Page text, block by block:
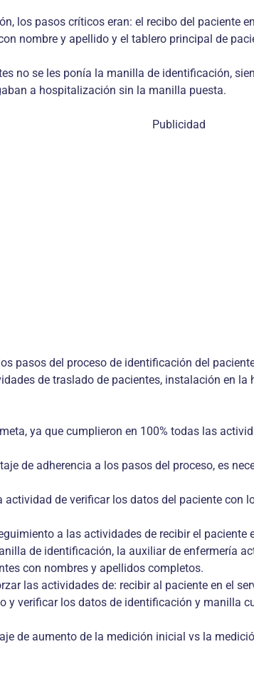
los pasos críticos eran: el recibo del paciente
nombre y apellido y el tablero principal de
no se les ponía la manilla de identificación,
a hospitalización sin la manilla puesta.
Publicidad
pasos del proceso de identificación del
de traslado de pacientes, instalación en
ya que cumplieron en 100% todas las
de adherencia a los pasos del proceso, es
de verificar los datos del paciente con
a las actividades de recibir el
de identificación, la auxiliar de enfermería
con nombres y apellidos completos.
las actividades de: recibir al paciente en el
y verificar los datos de identificación y manilla
de aumento de la medición inicial vs la